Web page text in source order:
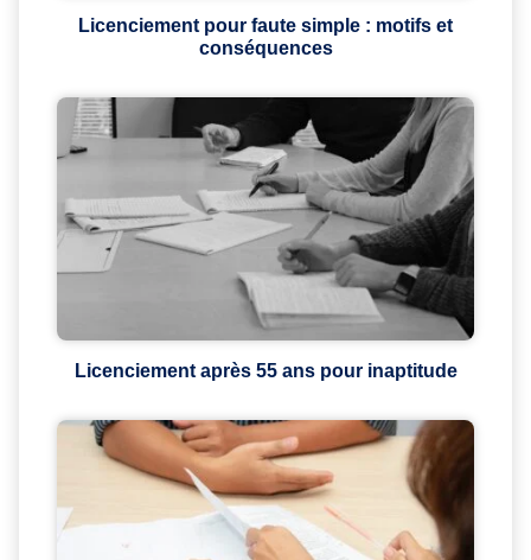
Licenciement pour faute simple : motifs et
conséquences
Licenciement après 55 ans pour inaptitude